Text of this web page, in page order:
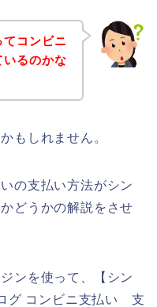
コンビニ
るのかな
もしれません。
の支払い方法がシン
どうかの解説をさせ
ンを使って、【シン
グ コンビニ支払い 支